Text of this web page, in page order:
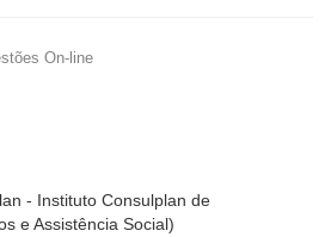
On-line
- Instituto Consulplan de
e Assistência Social)